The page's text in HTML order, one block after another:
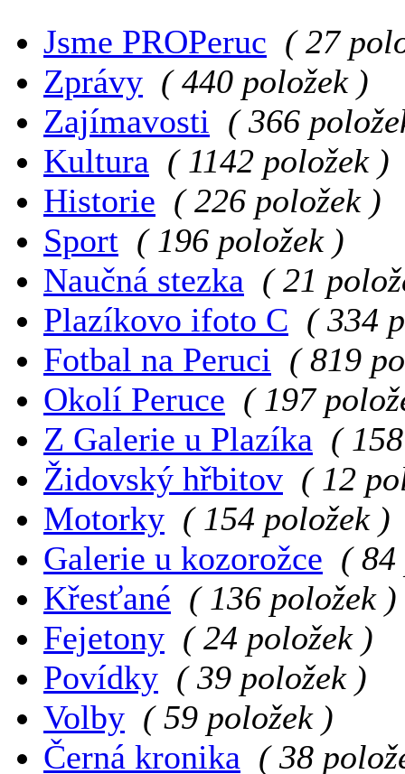
Jsme PROPeruc ( 27
Zprávy ( 440 položek )
Zajímavosti ( 366
Kultura ( 1142 položek )
Historie ( 226 položek )
Sport ( 196 položek )
Naučná stezka ( 21
Plazíkovo ifoto C ( 334
Fotbal na Peruci ( 819
Okolí Peruce ( 197
Z Galerie u Plazíka (
Židovský hřbitov ( 12
Motorky ( 154 položek )
Galerie u kozorožce ( 84
Křesťané ( 136 položek )
Fejetony ( 24 položek )
Povídky ( 39 položek )
Volby ( 59 položek )
Černá kronika ( 38